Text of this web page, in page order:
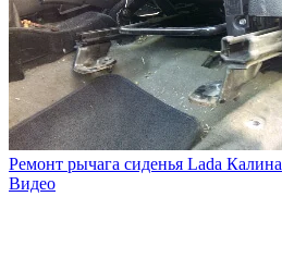
Ремонт рычага сиденья Lada Калина
Видео